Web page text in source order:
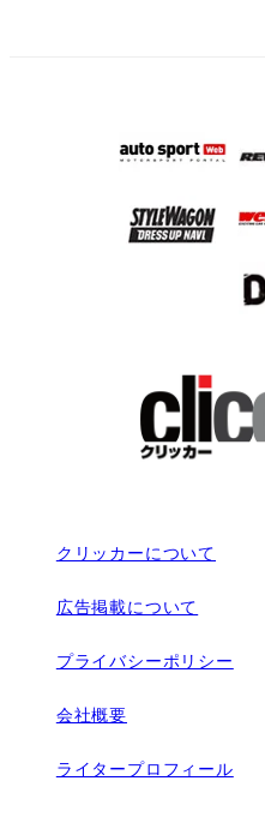
クリッカーについて
広告掲載について
プライバシーポリシー
会社概要
ライタープロフィール